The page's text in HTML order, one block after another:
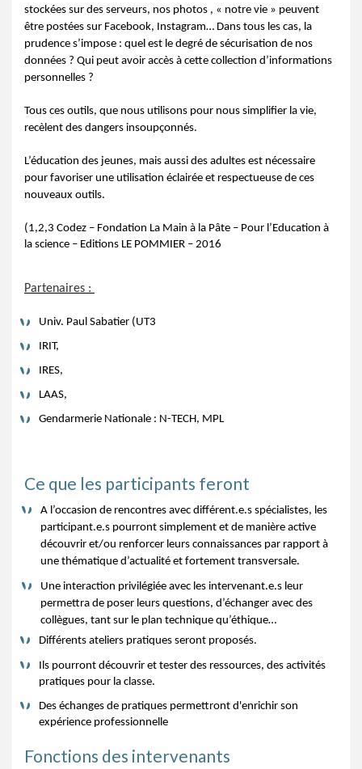
stockées sur des serveurs, nos photos , « notre vie » peuvent
être postées sur Facebook, Instagram… Dans tous les cas, la
prudence s’impose : quel est le degré de sécurisation de nos
données ? Qui peut avoir accès à cette collection d’informations
personnelles ?
Tous ces outils, que nous utilisons pour nous simplifier la vie,
recèlent des dangers insoupçonnés.
L’éducation des jeunes, mais aussi des adultes est nécessaire
pour favoriser une utilisation éclairée et respectueuse de ces
nouveaux outils.
(1,2,3 Codez – Fondation La Main à la Pâte – Pour l’Education à
la science – Editions LE POMMIER – 2016
Partenaires :
Univ. Paul Sabatier (UT3
IRIT,
IRES,
LAAS,
Gendarmerie Nationale : N-TECH, MPL
Ce que les participants feront
A l’occasion de rencontres avec différent.e.s spécialistes, les
participant.e.s pourront simplement et de manière active
découvrir et/ou renforcer leurs connaissances par rapport à
une thématique d’actualité et fortement transversale.
Une interaction privilégiée avec les intervenant.e.s leur
permettra de poser leurs questions, d’échanger avec des
collègues, tant sur le plan technique qu’éthique…
Différents ateliers pratiques seront proposés.
Ils pourront découvrir et tester des ressources, des activités
pratiques pour la classe.
Des échanges de pratiques permettront d'enrichir son
expérience professionnelle
Fonctions des intervenants